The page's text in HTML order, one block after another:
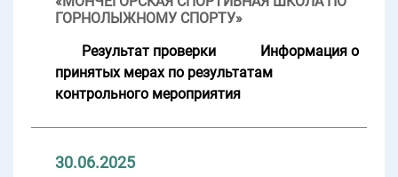
ГОРНОЛЫЖНОМУ СПОРТУ»
Результат проверки
Информация о
принятых мерах по результатам
контрольного мероприятия
30.06.2025